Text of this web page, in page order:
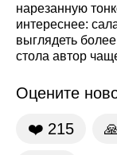
нарезанную
интереснее:
выглядеть
стола автор
Оцените
❤️ 215